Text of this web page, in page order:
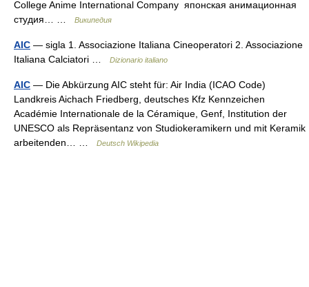
College Anime International Company японская анимационная
студия… …
Википедия
AIC — sigla 1. Associazione Italiana Cineoperatori 2. Associazione
Italiana Calciatori …
Dizionario italiano
AIC — Die Abkürzung AIC steht für: Air India (ICAO Code)
Landkreis Aichach Friedberg, deutsches Kfz Kennzeichen
Académie Internationale de la Céramique, Genf, Institution der
UNESCO als Repräsentanz von Studiokeramikern und mit Keramik
arbeitenden… …
Deutsch Wikipedia